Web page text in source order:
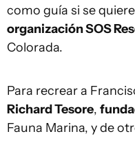
como guía si se
organización SOS
Colorada.
Para recrear a
Richard Tesore,
Fauna Marina, y de